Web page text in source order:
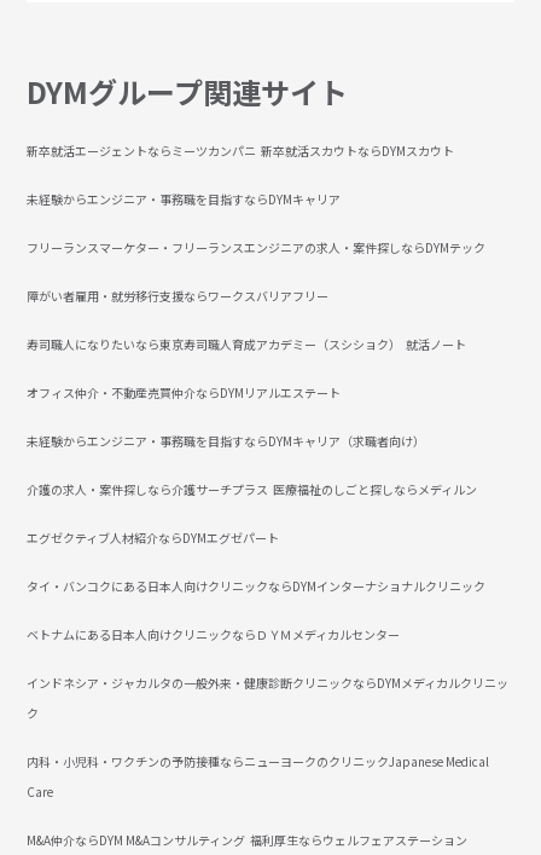
DYMグループ関連サイト
新卒就活エージェントならミーツカンパニ 新卒就活スカウトならDYMスカウト
未経験からエンジニア・事務職を目指すならDYMキャリア
フリーランスマーケター・フリーランスエンジニアの求人・案件探しならDYMテック
障がい者雇用・就労移行支援ならワークスバリアフリー
寿司職人になりたいなら東京寿司職人育成アカデミー（スシショク） 就活ノート
オフィス仲介・不動産売買仲介ならDYMリアルエステート
未経験からエンジニア・事務職を目指すならDYMキャリア（求職者向け）
介護の求人・案件探しなら介護サーチプラス 医療福祉のしごと探しならメディルン
エグゼクティブ人材紹介ならDYMエグゼパート
タイ・バンコクにある日本人向けクリニックならDYMインターナショナルクリニック
ベトナムにある日本人向けクリニックならＤＹＭメディカルセンター
インドネシア・ジャカルタの一般外来・健康診断クリニックならDYMメディカルクリニッ
ク
内科・小児科・ワクチンの予防接種ならニューヨークのクリニックJapanese Medical
Care
M&A仲介ならDYM M&Aコンサルティング 福利厚生ならウェルフェアステーション